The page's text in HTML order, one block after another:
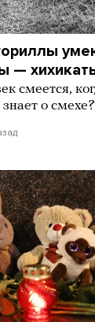
—
смеется,
о смехе?